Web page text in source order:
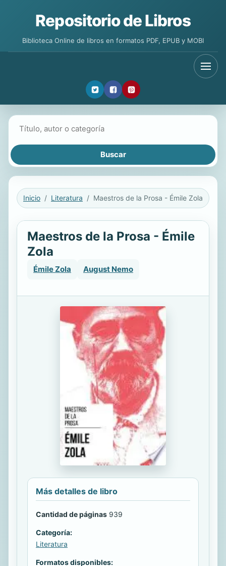
Repositorio de Libros
Biblioteca Online de libros en formatos PDF, EPUB y MOBI
Inicio Literatura Maestros de la Prosa - Émile Zola
Maestros de la Prosa - Émile
Zola
Émile Zola August Nemo
Más detalles de libro
Cantidad de páginas 939
Categoría:
Literatura
Formatos disponibles: